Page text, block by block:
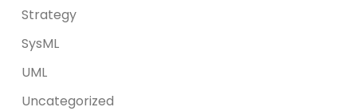
Strategy
SysML
UML
Uncategorized